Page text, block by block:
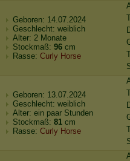
Geboren: 14.07.2024
Geschlecht: weiblich
Alter: 2 Monate
Stockmaß: 96 cm
Rasse: Curly Horse
Geboren: 13.07.2024
Geschlecht: weiblich
Alter: ein paar Stunden
Stockmaß: 81 cm
Rasse: Curly Horse